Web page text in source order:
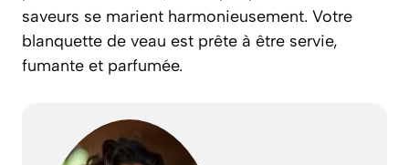
saveurs se marient harmonieusement. Votre
blanquette de veau est prête à être servie,
fumante et parfumée.